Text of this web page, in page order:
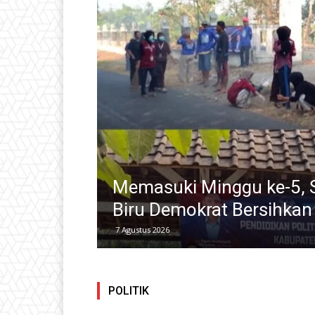
Refleksi 30 Tahun
Lembaran Hitam
27 Juli 2026
POLITIK